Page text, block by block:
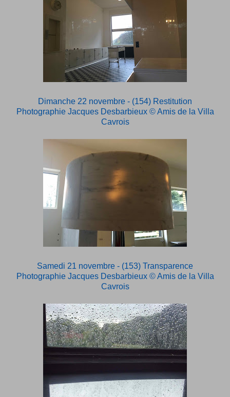
Dimanche 22 novembre - (154) Restitution
Photographie Jacques Desbarbieux © Amis de la Villa
Cavrois
Samedi 21 novembre - (153) Transparence
Photographie Jacques Desbarbieux © Amis de la Villa
Cavrois